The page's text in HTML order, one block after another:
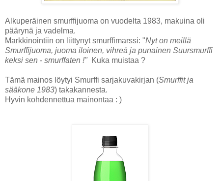
Alkuperäinen smurffijuoma on vuodelta 1983, makuina oli
päärynä ja vadelma.
Markkinointiin on liittynyt smurffimarssi: "Nyt on meillä
Smurffijuoma, juoma iloinen, vihreä ja punainen Suursmurffi
keksi sen - smurffaten !" Kuka muistaa ?
Tämä mainos löytyi Smurffi sarjakuvakirjan (Smurffit ja
sääkone 1983) takakannesta.
Hyvin kohdennettua mainontaa : )